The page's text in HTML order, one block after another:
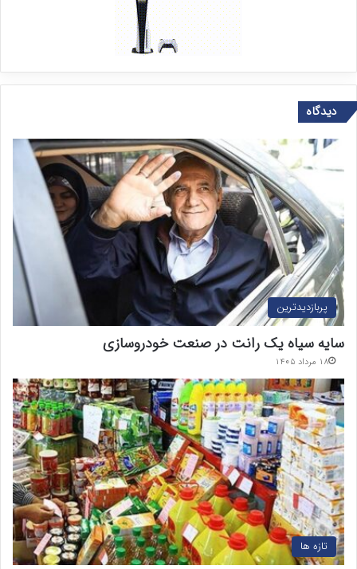
دیدگاه
پربازدیدترین
سایه سیاه یک رانت در صنعت خودروسازی
۱۸ مرداد ۱۴۰۵
تازه ها